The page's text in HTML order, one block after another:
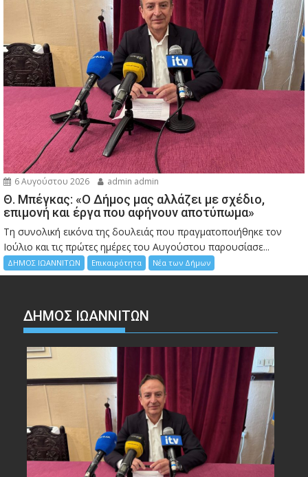
6 Αυγούστου 2026 admin admin
Θ. Μπέγκας: «Ο Δήμος μας αλλάζει με σχέδιο,
επιμονή και έργα που αφήνουν αποτύπωμα»
Τη συνολική εικόνα της δουλειάς που πραγματοποιήθηκε τον
Ιούλιο και τις πρώτες ημέρες του Αυγούστου παρουσίασε...
ΔΗΜΟΣ ΙΩΑΝΝΙΤΩΝ Επικαιρότητα Νέα των Δήμων
ΔΗΜΟΣ ΙΩΑΝΝΙΤΩΝ